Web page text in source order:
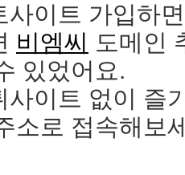
사이트 가입하
비엠씨 도메인
있었어요.
사이트 없이 즐
소로 접속해보